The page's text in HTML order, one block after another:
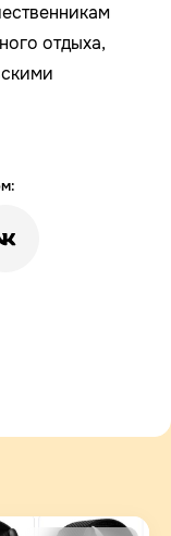
отдыха,